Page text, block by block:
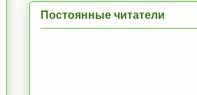
Постоянные читатели